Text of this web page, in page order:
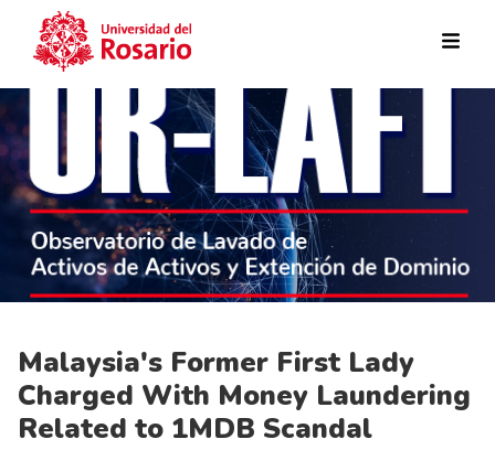
Pasar al contenido principal
Malaysia's Former First Lady
Charged With Money Laundering
Related to 1MDB Scandal